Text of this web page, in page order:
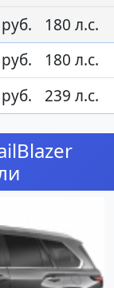
180 л.с.
180 л.с.
239 л.с.